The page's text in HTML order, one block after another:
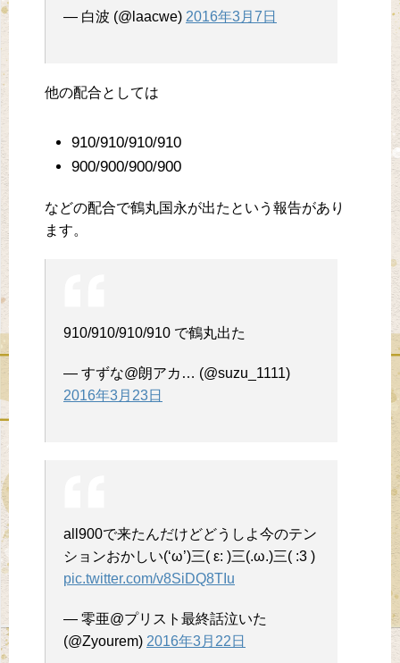
— 白波 (@laacwe) 2016年3月7日
他の配合としては
910/910/910/910
900/900/900/900
などの配合で鶴丸国永が出たという報告があり
ます。
910/910/910/910 で鶴丸出た
— すずな@朗アカ… (@suzu_1111)
2016年3月23日
all900で来たんだけどどうしよ今のテン
ションおかしい(‘ω’)三( ε: )三(.ω.)三( :3 )
pic.twitter.com/v8SiDQ8TIu
— 零亜@プリスト最終話泣いた
(@Zyourem) 2016年3月22日